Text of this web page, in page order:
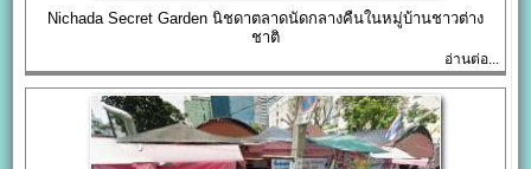
Nichada Secret Garden นิชดาตลาดนัดกลางคืนในหมู่บ้านชาวต่าง
ชาติ
อ่านต่อ...